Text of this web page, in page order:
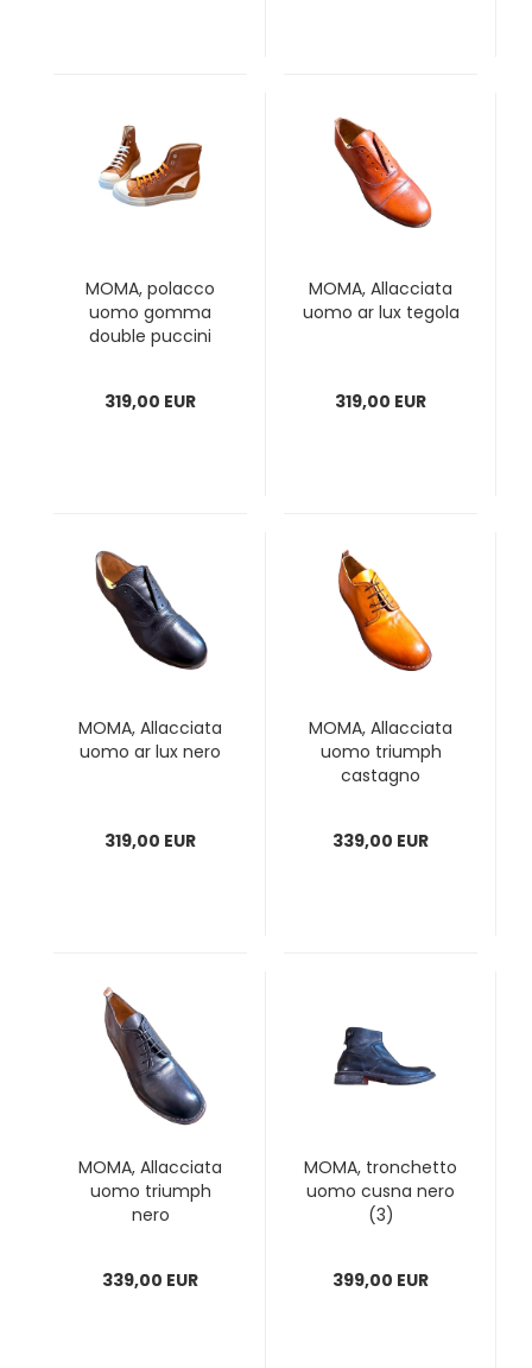
MOMA, polacco
uomo gomma
double puccini
319,00 EUR
MOMA, Allacciata
uomo ar lux tegola
319,00 EUR
MOMA, Allacciata
uomo ar lux nero
319,00 EUR
MOMA, Allacciata
uomo triumph
castagno
339,00 EUR
MOMA, Allacciata
uomo triumph
nero
339,00 EUR
MOMA, tronchetto
uomo cusna nero
(3)
399,00 EUR